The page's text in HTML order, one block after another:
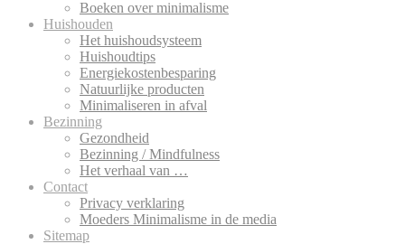
Boeken over minimalisme
Huishouden
Het huishoudsysteem
Huishoudtips
Energiekostenbesparing
Natuurlijke producten
Minimaliseren in afval
Bezinning
Gezondheid
Bezinning / Mindfulness
Het verhaal van …
Contact
Privacy verklaring
Moeders Minimalisme in de media
Sitemap